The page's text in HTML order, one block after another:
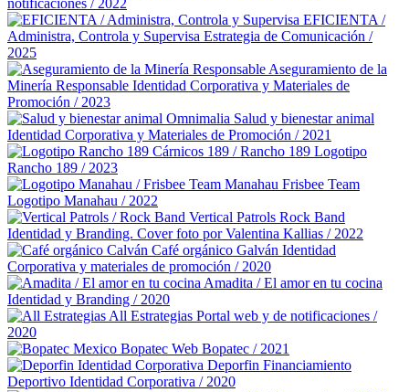
notificaciones / 2022
EFICIENTA /
Administra, Controla y Supervisa Estrategia de Comunicación /
2025
Aseguramiento de la
Minería Responsable Identidad Corporativa y Materiales de
Promoción / 2023
Omnimalia Salud y bienestar animal
Identidad Corporativa y Materiales de Promoción / 2021
Cárnicos 189 / Rancho 189 Logotipo
Rancho 189 / 2023
Manahau Frisbee Team
Logotipo Manahau / 2022
Vertical Patrols Rock Band
Identidad y Branding. Cover foto por Valentina Kallias / 2022
Café orgánico Galván Identidad
Corporativa y materiales de promoción / 2020
Amadita / El amor en tu cocina
Identidad y Branding / 2020
All Estrategias Portal web y de notificaciones /
2020
Bopatec Web Bopatec / 2021
Deporfin Financiamiento
Deportivo Identidad Corporativa / 2020